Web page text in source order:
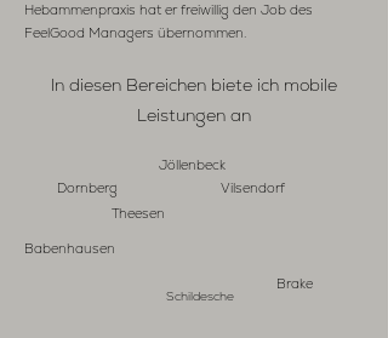
Hebammenpraxis hat er freiwillig den Job des
FeelGood Managers übernommen.
In diesen Bereichen biete ich mobile
Leistungen an
Jöllenbeck
Dornberg
Vilsendorf
Theesen
Babenhausen
Schildesche
Brake